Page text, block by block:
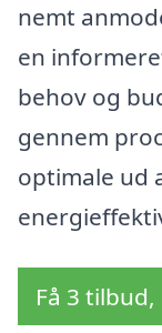
nemt
en
behov og
gennem
optimale ud
Få 3